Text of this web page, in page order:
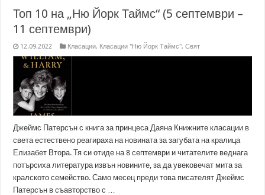
Топ 10 на „Ню Йорк Таймс“ (5 септември –
11 септември)
12.09.2022 Класации, Класации "Ню Йорк Таймс",Свят
Джеймс Патерсън с книга за принцеса Даяна Книжните класации в
света естествено реагираха на новината за загубата на кралица
Елизабет Втора. Тя си отиде на 8 септември и читателите веднага
потърсиха литература извън новините, за да увековечат мита за
кралското семейство. Само месец преди това писателят Джеймс
Патерсън в съавторство с …